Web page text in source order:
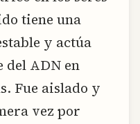
tiene una
y actúa
del ADN en
Fue aislado y
vez por